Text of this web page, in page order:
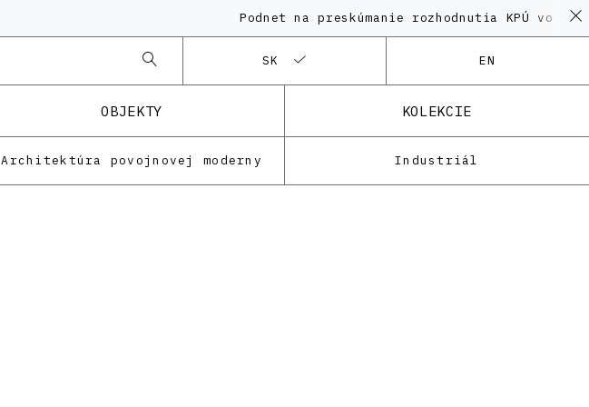
Podnet na preskúmanie rozhodnutia KPÚ vo veci
SK EN
OBJEKTY KOLEKCIE
Architektúra povojnovej moderny Industriál